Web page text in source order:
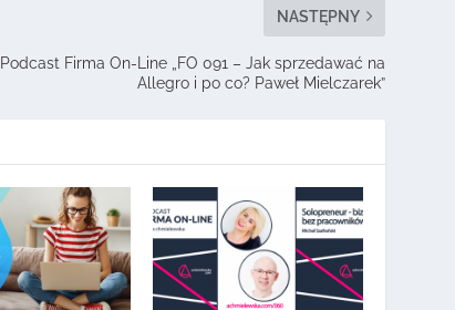
NASTĘPNY
Podcast Firma On-Line „FO 091 – Jak sprzedawać na
Allegro i po co? Paweł Mielczarek”